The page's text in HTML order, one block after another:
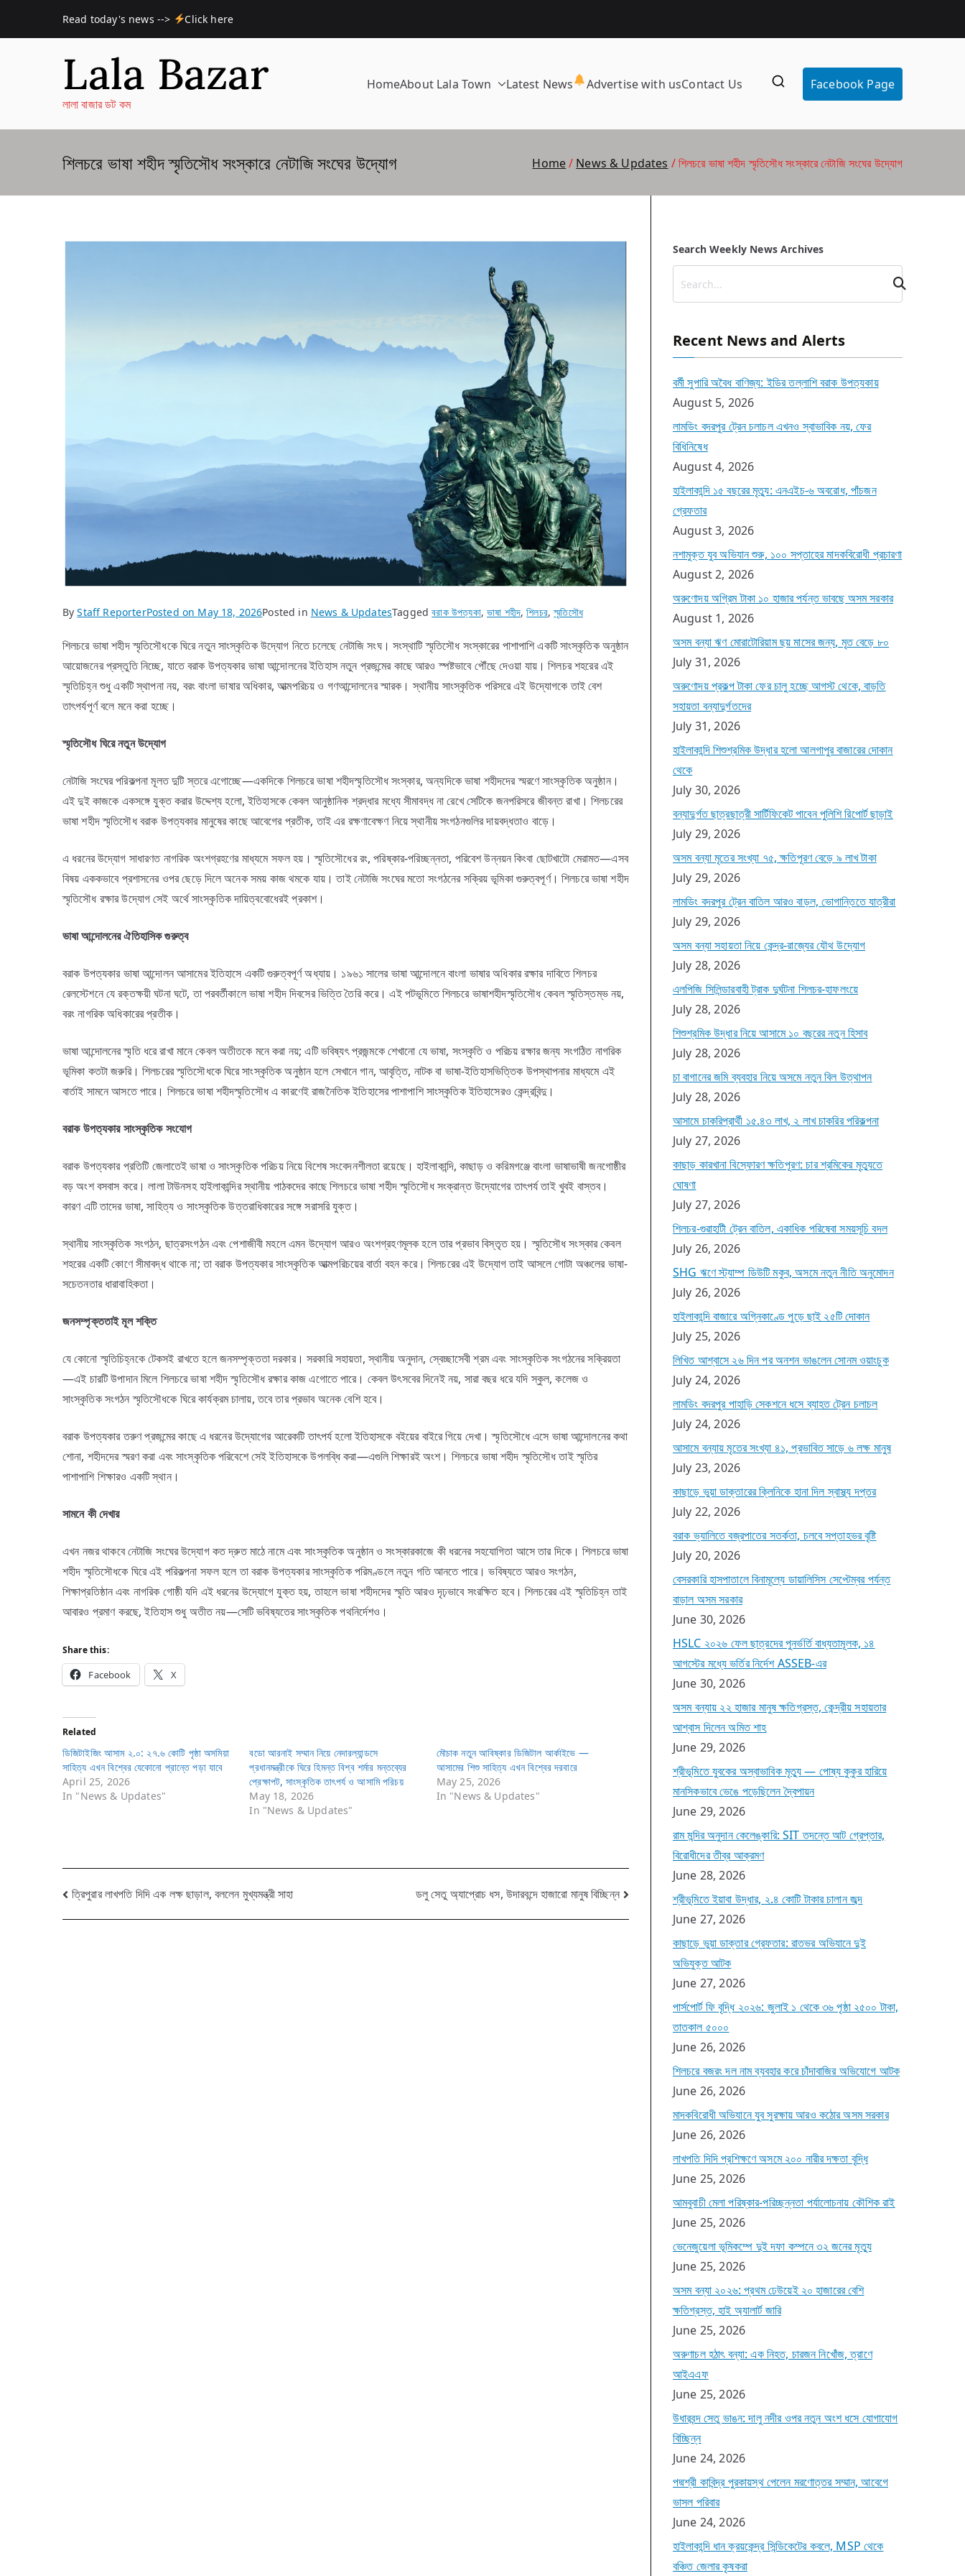
Read today's news --> Click here
Lala Bazar
লালা বাজার ডট কম
HomeAbout Lala Town Latest News Advertise with usContact Us Facebook Page
শিলচরে ভাষা শহীদ স্মৃতিসৌধ সংস্কারে নেটাজি সংঘের উদ্যোগ Home News & Updates শিলচরে ভাষা শহীদ স্মৃতিসৌধ সংস্কারে নেটাজি সংঘের উদ্যোগ
ByStaff ReporterPosted on May 18, 2026Posted in News & UpdatesTaggedবরাক উপত্যকা,ভাষা শহীদ,শিলচর,স্মৃতিসৌধ
শিলচরে ভাষা শহীদ স্মৃতিসৌধকে ঘিরে নতুন সাংস্কৃতিক উদ্যোগ নিতে চলেছে নেটাজি সংঘ। সংস্থাটি স্মৃতিসৌধ সংস্কারের পাশাপাশি একটি সাংস্কৃতিক অনুষ্ঠান
আয়োজনের প্রস্তুতি নিচ্ছে, যাতে বরাক উপত্যকার ভাষা আন্দোলনের ইতিহাস নতুন প্রজন্মের কাছে আরও স্পষ্টভাবে পৌঁছে দেওয়া যায়। শিলচর শহরের এই
স্মৃতিচিহ্ন শুধু একটি স্থাপনা নয়, বরং বাংলা ভাষার অধিকার, আত্মপরিচয় ও গণআন্দোলনের স্মারক। স্থানীয় সাংস্কৃতিক পরিসরে এই উদ্যোগকে তাই বেশ
তাৎপর্যপূর্ণ বলে মনে করা হচ্ছে।
স্মৃতিসৌধঘিরেনতুনউদ্যোগ
নেটাজি সংঘের পরিকল্পনা মূলত দুটি স্তরে এগোচ্ছে—একদিকে শিলচরে ভাষা শহীদস্মৃতিসৌধ সংস্কার, অন্যদিকে ভাষা শহীদদের স্মরণে সাংস্কৃতিক অনুষ্ঠান।
এই দুই কাজকে একসঙ্গে যুক্ত করার উদ্দেশ্য হলো, ইতিহাসকে কেবল আনুষ্ঠানিক শ্রদ্ধার মধ্যে সীমাবদ্ধ না রেখে সেটিকে জনপরিসরে জীবন্ত রাখা। শিলচরের
ভাষা শহীদ স্মৃতিসৌধ বরাক উপত্যকার মানুষের কাছে আবেগের প্রতীক, তাই এর রক্ষণাবেক্ষণ নিয়ে স্থানীয় সংগঠনগুলির দায়বদ্ধতাও বাড়ে।
এ ধরনের উদ্যোগ সাধারণত নাগরিক অংশগ্রহণের মাধ্যমে সফল হয়। স্মৃতিসৌধের রং, পরিষ্কার-পরিচ্ছন্নতা, পরিবেশ উন্নয়ন কিংবা ছোটখাটো মেরামত—এসব
বিষয় এককভাবে প্রশাসনের ওপর ছেড়ে দিলে অনেক সময় কাজ থমকে যায়। তাই নেটাজি সংঘের মতো সংগঠনের সক্রিয় ভূমিকা গুরুত্বপূর্ণ। শিলচরে ভাষা শহীদ
স্মৃতিসৌধ রক্ষার উদ্যোগ সেই অর্থে সাংস্কৃতিক দায়িত্ববোধেরই প্রকাশ।
ভাষাআন্দোলনেরঐতিহাসিকগুরুত্ব
বরাক উপত্যকার ভাষা আন্দোলন আসামের ইতিহাসে একটি গুরুত্বপূর্ণ অধ্যায়। ১৯৬১ সালের ভাষা আন্দোলনে বাংলা ভাষার অধিকার রক্ষার দাবিতে শিলচর
রেলস্টেশনে যে রক্তক্ষয়ী ঘটনা ঘটে, তা পরবর্তীকালে ভাষা শহীদ দিবসের ভিত্তি তৈরি করে। এই পটভূমিতে শিলচরে ভাষাশহীদস্মৃতিসৌধ কেবল স্মৃতিস্তম্ভ নয়,
বরং নাগরিক অধিকারের প্রতীক।
ভাষা আন্দোলনের স্মৃতি ধরে রাখা মানে কেবল অতীতকে মনে করা নয়; এটি ভবিষ্যৎ প্রজন্মকে শেখানো যে ভাষা, সংস্কৃতি ও পরিচয় রক্ষার জন্য সংগঠিত নাগরিক
ভূমিকা কতটা জরুরি। শিলচরের স্মৃতিসৌধকে ঘিরে সাংস্কৃতিক অনুষ্ঠান হলে সেখানে গান, আবৃত্তি, নাটক বা ভাষা-ইতিহাসভিত্তিক উপস্থাপনার মাধ্যমে এই
বার্তাই সামনে আসতে পারে। শিলচরে ভাষা শহীদস্মৃতিসৌধ এ কারণেই রাজনৈতিক ইতিহাসের পাশাপাশি সাংস্কৃতিক ইতিহাসেরও কেন্দ্রবিন্দু।
বরাকউপত্যকারসাংস্কৃতিকসংযোগ
বরাক উপত্যকার প্রতিটি জেলাতেই ভাষা ও সাংস্কৃতিক পরিচয় নিয়ে বিশেষ সংবেদনশীলতা রয়েছে। হাইলাকান্দি, কাছাড় ও করিমগঞ্জে বাংলা ভাষাভাষী জনগোষ্ঠীর
বড় অংশ বসবাস করে। লালা টাউনসহ হাইলাকান্দির স্থানীয় পাঠকদের কাছে শিলচরে ভাষা শহীদ স্মৃতিসৌধ সংক্রান্ত উদ্যোগের তাৎপর্য তাই খুবই বাস্তব।
কারণ এটি তাদের ভাষা, সাহিত্য ও সাংস্কৃতিক উত্তরাধিকারের সঙ্গে সরাসরি যুক্ত।
স্থানীয় সাংস্কৃতিক সংগঠন, ছাত্রসংগঠন এবং পেশাজীবী মহলে এমন উদ্যোগ আরও অংশগ্রহণমূলক হলে তার প্রভাব বিস্তৃত হয়। স্মৃতিসৌধ সংস্কার কেবল
শহরের একটি কোণে সীমাবদ্ধ থাকে না; তা বরাক উপত্যকার সাংস্কৃতিক আত্মপরিচয়ের বার্তা বহন করে। শিলচরের এই উদ্যোগ তাই আসলে গোটা অঞ্চলের ভাষা-
সচেতনতার ধারাবাহিকতা।
জনসম্পৃক্ততাইমূলশক্তি
যে কোনো স্মৃতিচিহ্নকে টেকসই রাখতে হলে জনসম্পৃক্ততা দরকার। সরকারি সহায়তা, স্থানীয় অনুদান, স্বেচ্ছাসেবী শ্রম এবং সাংস্কৃতিক সংগঠনের সক্রিয়তা
—এই চারটি উপাদান মিলে শিলচরে ভাষা শহীদ স্মৃতিসৌধ রক্ষার কাজ এগোতে পারে। কেবল উৎসবের দিনেই নয়, সারা বছর ধরে যদি স্কুল, কলেজ ও
সাংস্কৃতিক সংগঠন স্মৃতিসৌধকে ঘিরে কার্যক্রম চালায়, তবে তার প্রভাব অনেক বেশি হবে।
বরাক উপত্যকার তরুণ প্রজন্মের কাছে এ ধরনের উদ্যোগের আরেকটি তাৎপর্য হলো ইতিহাসকে বইয়ের বাইরে গিয়ে দেখা। স্মৃতিসৌধে এসে ভাষা আন্দোলনের কথা
শোনা, শহীদদের স্মরণ করা এবং সাংস্কৃতিক পরিবেশে সেই ইতিহাসকে উপলব্ধি করা—এগুলি শিক্ষারই অংশ। শিলচরে ভাষা শহীদ স্মৃতিসৌধ তাই স্মৃতির
পাশাপাশি শিক্ষারও একটি স্থান।
সামনেকীদেখার
এখন নজর থাকবে নেটাজি সংঘের উদ্যোগ কত দ্রুত মাঠে নামে এবং সাংস্কৃতিক অনুষ্ঠান ও সংস্কারকাজে কী ধরনের সহযোগিতা আসে তার দিকে। শিলচরে ভাষা
শহীদ স্মৃতিসৌধকে ঘিরে এই পরিকল্পনা সফল হলে তা বরাক উপত্যকার সাংস্কৃতিক পরিমণ্ডলে নতুন গতি আনতে পারে। ভবিষ্যতে আরও সংগঠন,
শিক্ষাপ্রতিষ্ঠান এবং নাগরিক গোষ্ঠী যদি এই ধরনের উদ্যোগে যুক্ত হয়, তাহলে ভাষা শহীদদের স্মৃতি আরও দৃঢ়ভাবে সংরক্ষিত হবে। শিলচরের এই স্মৃতিচিহ্ন তাই
আবারও প্রমাণ করছে, ইতিহাস শুধু অতীত নয়—সেটি ভবিষ্যতের সাংস্কৃতিক পথনির্দেশও।
Share this:
Facebook X
Related
ডিজিটাইজিং আসাম ২.০: ২৭.৬ কোটি পৃষ্ঠা অসমিয়া
সাহিত্য এখন বিশ্বের যেকোনো প্রান্তে পড়া যাবে
April 25, 2026
In "News & Updates"
বডো আরনাই সম্মান নিয়ে নেদারল্যান্ডসে
প্রধানমন্ত্রীকে ঘিরে হিমন্ত বিশ্ব শর্মার মন্তব্যের
প্রেক্ষাপট, সাংস্কৃতিক তাৎপর্য ও আসামি পরিচয়
May 18, 2026
In "News & Updates"
মৌচাক নতুন আবিষ্কার ডিজিটাল আর্কাইভে —
আসামের শিশু সাহিত্য এখন বিশ্বের দরবারে
May 25, 2026
In "News & Updates"
Post
navigation
ত্রিপুরার লাখপতি দিদি এক লক্ষ ছাড়াল, বললেন মুখ্যমন্ত্রী সাহা ডলু সেতু অ্যাপ্রোচ ধস, উদারবন্দে হাজারো মানুষ বিচ্ছিন্ন
Search Weekly News Archives
Recent News and Alerts
বর্মী সুপারি অবৈধ বাণিজ্য: ইডির তল্লাশি বরাক উপত্যকায়
August 5, 2026
লামডিং বদরপুর ট্রেন চলাচল এখনও স্বাভাবিক নয়, ফের
বিধিনিষেধ
August 4, 2026
হাইলাকান্দি ১৫ বছরের মৃত্যু: এনএইচ-৬ অবরোধ, পাঁচজন
গ্রেফতার
August 3, 2026
নশামুক্ত যুব অভিযান শুরু, ১০০ সপ্তাহের মাদকবিরোধী প্রচারণা
August 2, 2026
অরুণোদয় অগ্রিম টাকা ১০ হাজার পর্যন্ত ভাবছে অসম সরকার
August 1, 2026
অসম বন্যা ঋণ মোরাটোরিয়াম ছয় মাসের জন্য, মৃত বেড়ে ৮০
July 31, 2026
অরুণোদয় প্রকল্প টাকা ফের চালু হচ্ছে আগস্ট থেকে, বাড়তি
সহায়তা বন্যাদুর্গতদের
July 31, 2026
হাইলাকান্দি শিশুশ্রমিক উদ্ধার হলো আলগাপুর বাজারের দোকান
থেকে
July 30, 2026
বন্যাদুর্গত ছাত্রছাত্রী সার্টিফিকেট পাবেন পুলিশি রিপোর্ট ছাড়াই
July 29, 2026
অসম বন্যা মৃতের সংখ্যা ৭৫, ক্ষতিপূরণ বেড়ে ৯ লাখ টাকা
July 29, 2026
লামডিং বদরপুর ট্রেন বাতিল আরও বাড়ল, ভোগান্তিতে যাত্রীরা
July 29, 2026
অসম বন্যা সহায়তা নিয়ে কেন্দ্র-রাজ্যের যৌথ উদ্যোগ
July 28, 2026
এলপিজি সিলিন্ডারবাহী ট্রাক দুর্ঘটনা শিলচর-হাফলংয়ে
July 28, 2026
শিশুশ্রমিক উদ্ধার নিয়ে আসামে ১০ বছরের নতুন হিসাব
July 28, 2026
চা বাগানের জমি ব্যবহার নিয়ে অসমে নতুন বিল উত্থাপন
July 28, 2026
আসামে চাকরিপ্রার্থী ১৫.৪৩ লাখ, ২ লাখ চাকরির পরিকল্পনা
July 27, 2026
কাছাড় কারখানা বিস্ফোরণ ক্ষতিপূরণ: চার শ্রমিকের মৃত্যুতে
ঘোষণা
July 27, 2026
শিলচর-গুৱাহাটী ট্রেন বাতিল, একাধিক পরিষেবা সময়সূচি বদল
July 26, 2026
SHG ঋণে স্ট্যাম্প ডিউটি মকুব, অসমে নতুন নীতি অনুমোদন
July 26, 2026
হাইলাকান্দি বাজারে অগ্নিকাণ্ডে পুড়ে ছাই ২৫টি দোকান
July 25, 2026
লিখিত আশ্বাসে ২৬ দিন পর অনশন ভাঙলেন সোনম ওয়াংচুক
July 24, 2026
লামডিং বদরপুর পাহাড়ি সেকশনে ধসে ব্যাহত ট্রেন চলাচল
July 24, 2026
আসামে বন্যায় মৃতের সংখ্যা ৪১, প্রভাবিত সাড়ে ৬ লক্ষ মানুষ
July 23, 2026
কাছাড়ে ভুয়া ডাক্তারের ক্লিনিকে হানা দিল স্বাস্থ্য দপ্তর
July 22, 2026
বরাক ভ্যালিতে বজ্রপাতের সতর্কতা, চলবে সপ্তাহভর বৃষ্টি
July 20, 2026
বেসরকারি হাসপাতালে বিনামূল্যে ডায়ালিসিস সেপ্টেম্বর পর্যন্ত
বাড়াল অসম সরকার
June 30, 2026
HSLC ২০২৬ ফেল ছাত্রদের পুনর্ভর্তি বাধ্যতামূলক, ১৪
আগস্টের মধ্যে ভর্তির নির্দেশ ASSEB-এর
June 30, 2026
অসম বন্যায় ২২ হাজার মানুষ ক্ষতিগ্রস্ত, কেন্দ্রীয় সহায়তার
আশ্বাস দিলেন অমিত শাহ
June 29, 2026
শ্রীভূমিতে যুবকের অস্বাভাবিক মৃত্যু — পোষ্য কুকুর হারিয়ে
মানসিকভাবে ভেঙে পড়েছিলেন দ্বৈপায়ন
June 29, 2026
রাম মন্দির অনুদান কেলেঙ্কারি: SIT তদন্তে আট গ্রেপ্তার,
বিরোধীদের তীব্র আক্রমণ
June 28, 2026
শ্রীভূমিতে ইয়াবা উদ্ধার, ২.৪ কোটি টাকার চালান জব্দ
June 27, 2026
কাছাড়ে ভুয়া ডাক্তার গ্রেফতার: রাতভর অভিযানে দুই
অভিযুক্ত আটক
June 27, 2026
পার্সপোর্ট ফি বৃদ্ধি ২০২৬: জুলাই ১ থেকে ৩৬ পৃষ্ঠা ২৫০০ টাকা,
তাতকাল ৫০০০
June 26, 2026
শিলচরে বজরং দল নাম ব্যবহার করে চাঁদাবাজির অভিযোগে আটক
June 26, 2026
মাদকবিরোধী অভিযানে যুব সুরক্ষায় আরও কঠোর অসম সরকার
June 26, 2026
লাখপতি দিদি প্রশিক্ষণে অসমে ২০০ নারীর দক্ষতা বৃদ্ধি
June 25, 2026
আমবুবাচী মেলা পরিষ্কার-পরিচ্ছন্নতা পর্যালোচনায় কৌশিক রাই
June 25, 2026
ভেনেজুয়েলা ভূমিকম্পে দুই দফা কম্পনে ৩২ জনের মৃত্যু
June 25, 2026
অসম বন্যা ২০২৬: প্রথম ঢেউয়েই ২০ হাজারের বেশি
ক্ষতিগ্রস্ত, হাই অ্যালার্ট জারি
June 25, 2026
অরুণাচল হঠাৎ বন্যা: এক নিহত, চারজন নিখোঁজ, ত্রাণে
আইএএফ
June 25, 2026
উধারবন্দ সেতু ভাঙন: দালু নদীর ওপর নতুন অংশ ধসে যোগাযোগ
বিচ্ছিন্ন
June 24, 2026
পদ্মশ্রী কাবিন্দ্র পুরকায়স্থ পেলেন মরণোত্তর সম্মান, আবেগে
ভাসল পরিবার
June 24, 2026
হাইলাকান্দি ধান ক্রয়কেন্দ্র সিন্ডিকেটের কবলে, MSP থেকে
বঞ্চিত জেলার কৃষকরা